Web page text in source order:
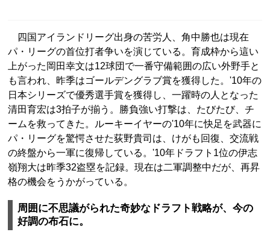
四国アイランドリーグ出身の苦労人、角中勝也は現在
パ・リーグの首位打者争いを演じている。育成枠から這い
上がった岡田幸文は12球団で一番守備範囲の広い外野手と
も言われ、昨季はゴールデングラブ賞を獲得した。'10年の
日本シリーズで優秀選手賞を獲得し、一躍時の人となった
清田育宏は3拍子が揃う。勝負強い打撃は、たびたび、チ
ームを救ってきた。ルーキーイヤーの'10年に快足を武器に
パ・リーグを驚愕させた荻野貴司は、けがも回復、交流戦
の終盤から一軍に復帰している。'10年ドラフト1位の伊志
嶺翔大は昨季32盗塁を記録。現在は二軍調整中だが、再昇
格の機会をうかがっている。
周囲に不思議がられた奇妙なドラフト戦略が、今の
好調の布石に。